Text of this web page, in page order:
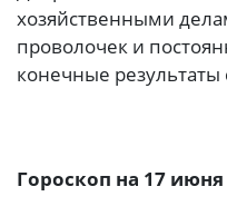
хозяйственными
проволочек и
конечные результаты
Гороскоп на 17